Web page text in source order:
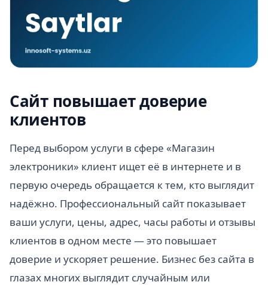
Сайт повышает доверие
клиентов
Перед выбором услуги в сфере «Магазин
электроники» клиент ищет её в интернете и в
первую очередь обращается к тем, кто выглядит
надёжно. Профессиональный сайт показывает
ваши услуги, цены, адрес, часы работы и отзывы
клиентов в одном месте — это повышает
доверие и ускоряет решение. Бизнес без сайта в
глазах многих выглядит случайным или